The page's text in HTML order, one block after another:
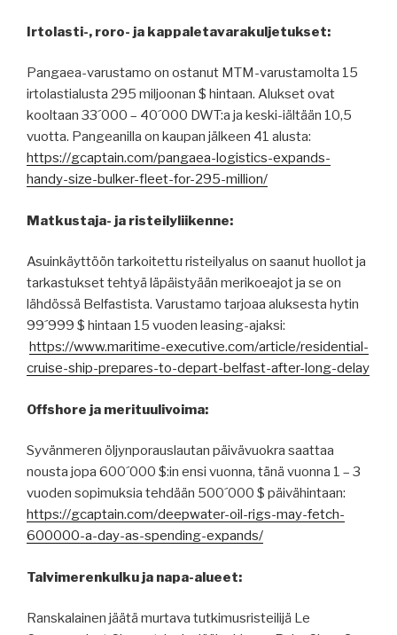
Irtolasti-, roro- ja kappaletavarakuljetukset:
Pangaea-varustamo on ostanut MTM-varustamolta 15
irtolastialusta 295 miljoonan $ hintaan. Alukset ovat
kooltaan 33´000 – 40´000 DWT:a ja keski-iältään 10,5
vuotta. Pangeanilla on kaupan jälkeen 41 alusta:
https://gcaptain.com/pangaea-logistics-expands-
handy-size-bulker-fleet-for-295-million/
Matkustaja- ja risteilyliikenne:
Asuinkäyttöön tarkoitettu risteilyalus on saanut huollot ja
tarkastukset tehtyä läpäistyään merikoeajot ja se on
lähdössä Belfastista. Varustamo tarjoaa aluksesta hytin
99´999 $ hintaan 15 vuoden leasing-ajaksi:
https://www.maritime-executive.com/article/residential-
cruise-ship-prepares-to-depart-belfast-after-long-delay
Offshore ja merituulivoima:
Syvänmeren öljynporauslautan päivävuokra saattaa
nousta jopa 600´000 $:in ensi vuonna, tänä vuonna 1 – 3
vuoden sopimuksia tehdään 500´000 $ päivähintaan:
https://gcaptain.com/deepwater-oil-rigs-may-fetch-
600000-a-day-as-spending-expands/
Talvimerenkulku ja napa-alueet:
Ranskalainen jäätä murtava tutkimusristeilijä Le